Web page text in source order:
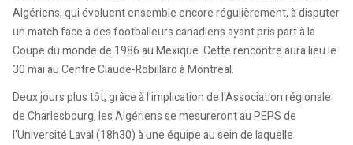
Algériens, qui évoluent ensemble encore régulièrement, à disputer
un match face à des footballeurs canadiens ayant pris part à la
Coupe du monde de 1986 au Mexique. Cette rencontre aura lieu le
30 mai au Centre Claude-Robillard à Montréal.
Deux jours plus tôt, grâce à l'implication de l'Association régionale
de Charlesbourg, les Algériens se mesureront au PEPS de
l'Université Laval (18h30) à une équipe au sein de laquelle